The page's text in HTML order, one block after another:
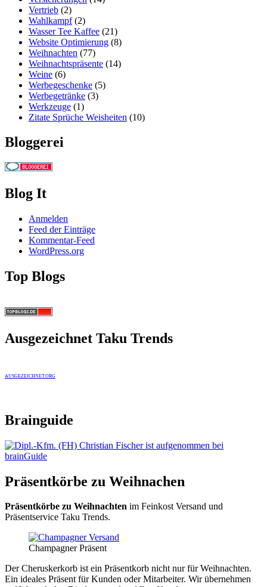
Vertrieb (2)
Wahlkampf(2)
Wasser Tee Kaffee (21)
Website Optimierung (8)
Weihnachten (77)
Weihnachtspräsente (14)
Weine (6)
Werbegeschenke (5)
Werbegetränke (3)
Werkzeuge (1)
Zitate Sprüche Weisheiten (10)
Bloggerei
Blog It
Anmelden
Feed der Einträge
Kommentar-Feed
WordPress.org
Top Blogs
Ausgezeichnet Taku Trends
AUSGEZEICHNET.ORG
Brainguide
Präsentkörbe zu Weihnachen
Präsentkörbe zu Weihnachten im Feinkost Versand und
Präsentservice Taku Trends.
Champagner Präsent
Der Cheruskerkorb ist ein Präsentkorb nicht nur für Weihnachten.
Ein ideales Präsent für Kunden oder Mitarbeiter. Wir übernehmen